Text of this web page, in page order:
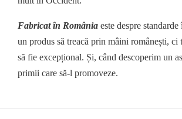
Fabricat în România este despre
un produs să treacă prin mâini românești, ci
să fie excepțional. Și, când descoperim un
primii care să-l promoveze.